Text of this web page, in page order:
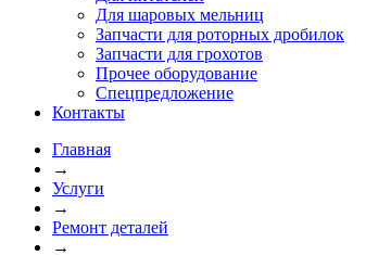
Для шаровых мельниц
Запчасти для роторных дробилок
Запчасти для грохотов
Прочее оборудование
Спецпредложение
Контакты
Главная
→
Услуги
→
Ремонт деталей
→